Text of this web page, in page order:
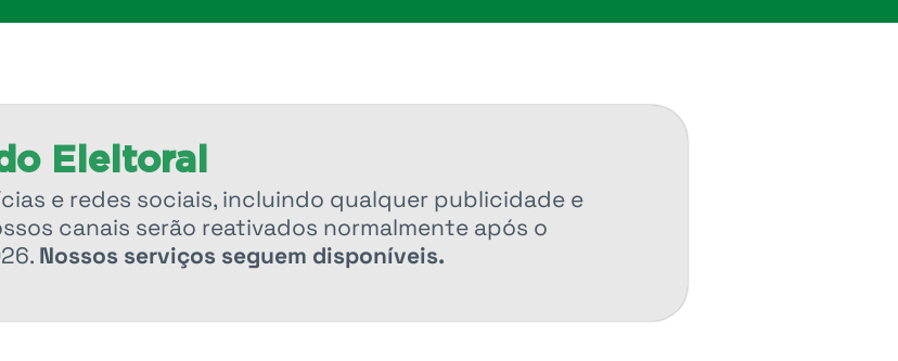
Eleitoral
e redes sociais, incluindo qualquer publicidade e
canais serão reativados normalmente após o
Nossos serviços seguem disponíveis.